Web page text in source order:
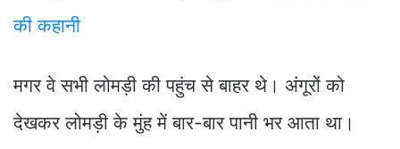
की कहानी
मगर वे सभी लोमड़ी की पहुंच से बाहर थे। अंगूरों को
देखकर लोमड़ी के मुंह में बार-बार पानी भर आता था।